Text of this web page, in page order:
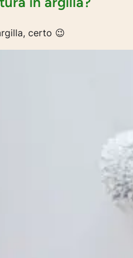
certo 😉